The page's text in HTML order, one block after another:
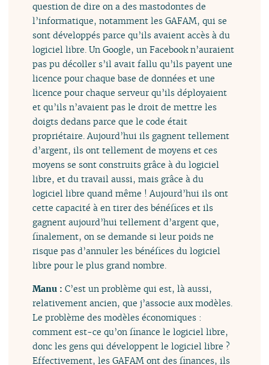
question de dire on a des mastodontes de
l’informatique, notamment les GAFAM, qui se
sont développés parce qu’ils avaient accès à du
logiciel libre. Un Google, un Facebook n’auraient
pas pu décoller s’il avait fallu qu’ils payent une
licence pour chaque base de données et une
licence pour chaque serveur qu’ils déployaient
et qu’ils n’avaient pas le droit de mettre les
doigts dedans parce que le code était
propriétaire. Aujourd’hui ils gagnent tellement
d’argent, ils ont tellement de moyens et ces
moyens se sont construits grâce à du logiciel
libre, et du travail aussi, mais grâce à du
logiciel libre quand même ! Aujourd’hui ils ont
cette capacité à en tirer des bénéfices et ils
gagnent aujourd’hui tellement d’argent que,
finalement, on se demande si leur poids ne
risque pas d’annuler les bénéfices du logiciel
libre pour le plus grand nombre.
Manu :C’est un problème qui est, là aussi,
relativement ancien, que j’associe aux modèles.
Le problème des modèles économiques :
comment est-ce qu’on finance le logiciel libre,
donc les gens qui développent le logiciel libre ?
Effectivement, les GAFAM ont des finances, ils